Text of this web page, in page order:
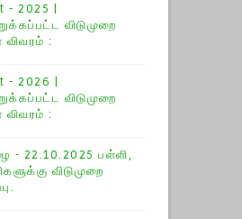
- 2025 |
விடுமுறை
விவரம் :
- 2026 |
விடுமுறை
விவரம் :
- 22.10.2025 பள்ளி,
விடுமுறை